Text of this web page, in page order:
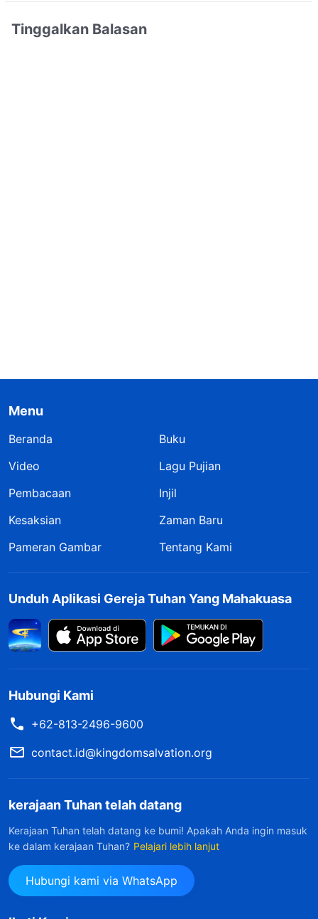
Tinggalkan Balasan
Menu
Beranda
Buku
Video
Lagu Pujian
Pembacaan
Injil
Kesaksian
Zaman Baru
Pameran Gambar
Tentang Kami
Unduh Aplikasi Gereja Tuhan Yang Mahakuasa
Hubungi Kami
+62-813-2496-9600
contact.id@kingdomsalvation.org
kerajaan Tuhan telah datang
Kerajaan Tuhan telah datang ke bumi! Apakah Anda ingin masuk
ke dalam kerajaan Tuhan? Pelajari lebih lanjut
Hubungi kami via WhatsApp